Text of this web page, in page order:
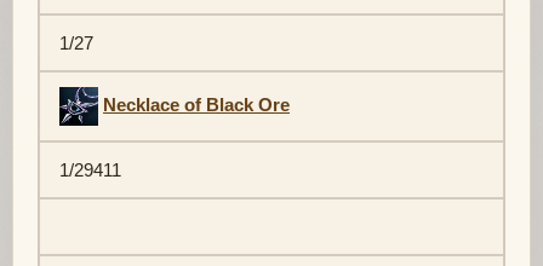
1/27
Necklace of Black Ore
1/29411